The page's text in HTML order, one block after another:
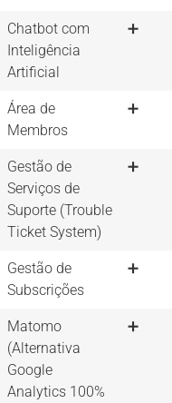
Chatbot com
Inteligência
Artificial
➕
Área de
Membros
➕
Gestão de
Serviços de
Suporte (Trouble
Ticket System)
➕
Gestão de
Subscrições
➕
Matomo
(Alternativa
Google
Analytics 100%
➕